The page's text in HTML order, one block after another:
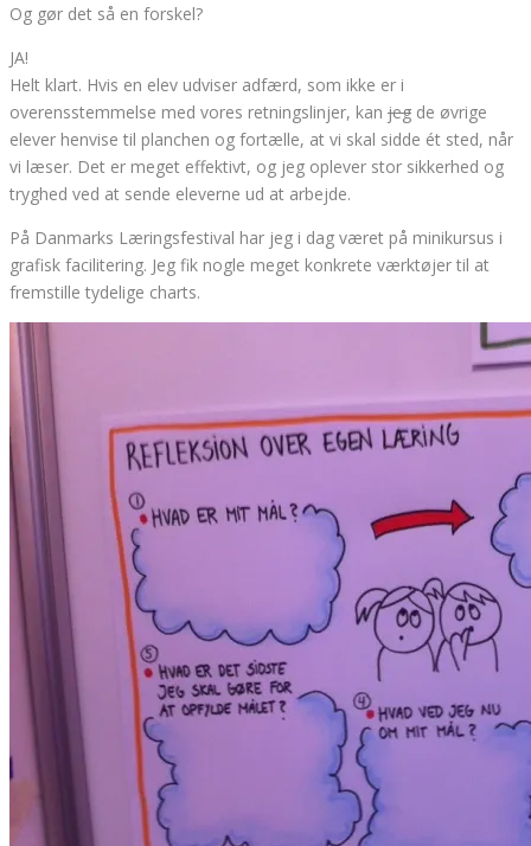
Og gør det så en forskel?
JA!
Helt klart. Hvis en elev udviser adfærd, som ikke er i
overensstemmelse med vores retningslinjer, kan jeg de øvrige
elever henvise til planchen og fortælle, at vi skal sidde ét sted, når
vi læser. Det er meget effektivt, og jeg oplever stor sikkerhed og
tryghed ved at sende eleverne ud at arbejde.
På Danmarks Læringsfestival har jeg i dag været på minikursus i
grafisk facilitering. Jeg fik nogle meget konkrete værktøjer til at
fremstille tydelige charts.